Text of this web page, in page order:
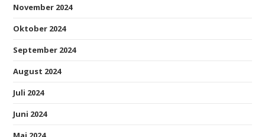
November 2024
Oktober 2024
September 2024
August 2024
Juli 2024
Juni 2024